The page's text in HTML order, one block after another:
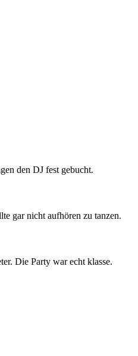
den DJ fest gebucht.
gar nicht aufhören zu tanzen.
Die Party war echt klasse.